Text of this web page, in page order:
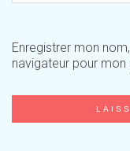
Enregistrer mon
navigateur pour